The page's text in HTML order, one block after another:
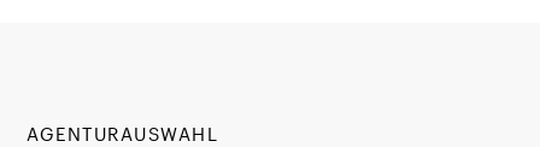
AGENTURAUSWAHL